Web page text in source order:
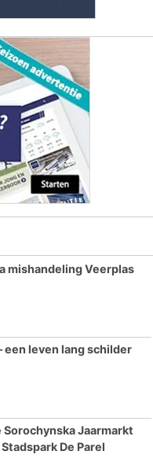
mishandeling Veerplas
een leven lang schilder
Jaarmarkt
De Parel